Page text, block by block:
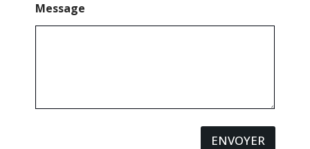
Message
ENVOYER